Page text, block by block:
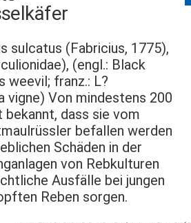
sulcatus (Fabricius, 1775),
(engl.: Black
weevil; franz.: L?
vigne) Von mindestens 200
bekannt, dass sie vom
befallen werden
Schäden in der
von Rebkulturen
Ausfälle bei jungen
Reben sorgen.